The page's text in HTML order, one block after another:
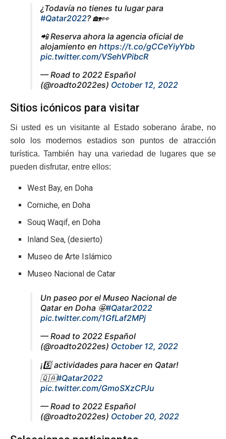
¿Todavía no tienes tu lugar para
#Qatar2022? 🏡👀
📲 Reserva ahora la agencia oficial de
alojamiento en https://t.co/gCCeYiyYbb
pic.twitter.com/VSehVPibcR
— Road to 2022 Español
(@roadto2022es) October 12, 2022
Sitios icónicos para visitar
Si usted es un visitante al Estado soberano árabe, no
solo los modernos estadios son puntos de atracción
turística. También hay una variedad de lugares que se
pueden disfrutar, entre ellos:
West Bay, en Doha
Corniche, en Doha
Souq Waqif, en Doha
Inland Sea, (desierto)
Museo de Arte Islámico
Museo Nacional de Catar
Un paseo por el Museo Nacional de
Qatar en Doha 🤩#Qatar2022
pic.twitter.com/1GfLaf2MPj
— Road to 2022 Español
(@roadto2022es) October 12, 2022
¡5️⃣ actividades para hacer en Qatar!
🇶🇦#Qatar2022
pic.twitter.com/GmoSXzCPJu
— Road to 2022 Español
(@roadto2022es) October 20, 2022